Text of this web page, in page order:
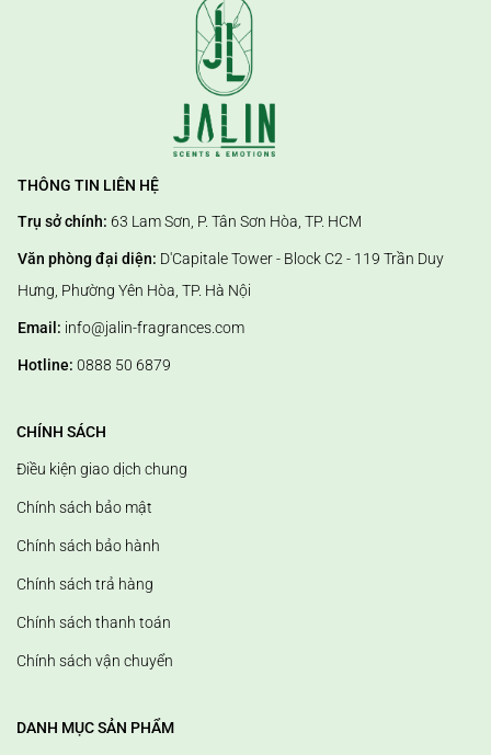
THÔNG TIN LIÊN HỆ
Trụ sở chính: 63 Lam Sơn, P. Tân Sơn Hòa, TP. HCM
Văn phòng đại diện: D'Capitale Tower - Block C2 - 119 Trần Duy
Hưng, Phường Yên Hòa, TP. Hà Nội
Email: info@jalin-fragrances.com
Hotline: 0888 50 6879
CHÍNH SÁCH
Điều kiện giao dịch chung
Chính sách bảo mật
Chính sách bảo hành
Chính sách trả hàng
Chính sách thanh toán
Chính sách vận chuyển
DANH MỤC SẢN PHẨM